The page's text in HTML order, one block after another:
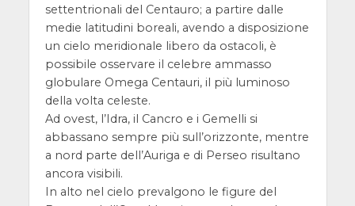
settentrionali del Centauro; a partire dalle
medie latitudini boreali, avendo a disposizione
un cielo meridionale libero da ostacoli, è
possibile osservare il celebre ammasso
globulare Omega Centauri, il più luminoso
della volta celeste.
Ad ovest, l’Idra, il Cancro e i Gemelli si
abbassano sempre più sull’orizzonte, mentre
a nord parte dell’Auriga e di Perseo risultano
ancora visibili.
In alto nel cielo prevalgono le figure del